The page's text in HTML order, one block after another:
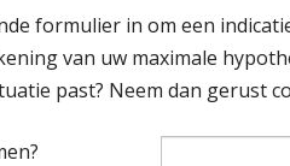
formulier in om een
van uw maximale
past? Neem dan gerust